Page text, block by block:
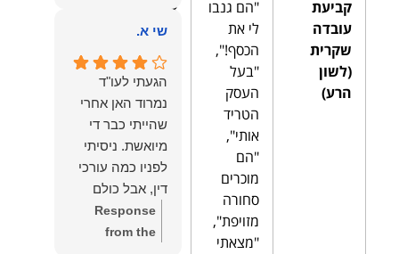
קביעת
עובדה
שקרית
(לשון
הרע)
"הם גנבו
לי את
הכסף!",
"בעל
העסק
הטריד
אותי",
"הם
מוכרים
סחורה
מזויפת",
"מצאתי
אסורה
ועשויה
עילה
לתביעה ,
אם ניתן
להוכיח
שהעובדה
שקרית.
משרד עורכי דין
ונוטריון
יהודה, תודה
שמחנו מאוד
לשמוע שהייעוץ
עזר לך ושהיית
מרוצה.
מבחינתנו הוגנות
ומקצועיות הן
מעל הכל. נשמח
תמיד לעמוד
לרשותך בהמשך
שי א.
הגעתי לעו"ד
נמרוד האן אחרי
שהייתי כבר די
מיואשת. ניסיתי
לפניו כמה עורכי
דין, אבל כולם
נרתעו כי היה
מדובר בנושא
Response
from the